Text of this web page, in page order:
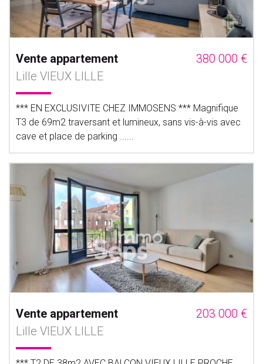
Vente appartement
380 000 €
Lille VIEUX LILLE
*** EN EXCLUSIVITE CHEZ IMMOSENS *** Magnifique
T3 de 69m2 traversant et lumineux, sans vis-à-vis avec
cave et place de parking ......
Vente appartement
203 000 €
Lille VIEUX LILLE